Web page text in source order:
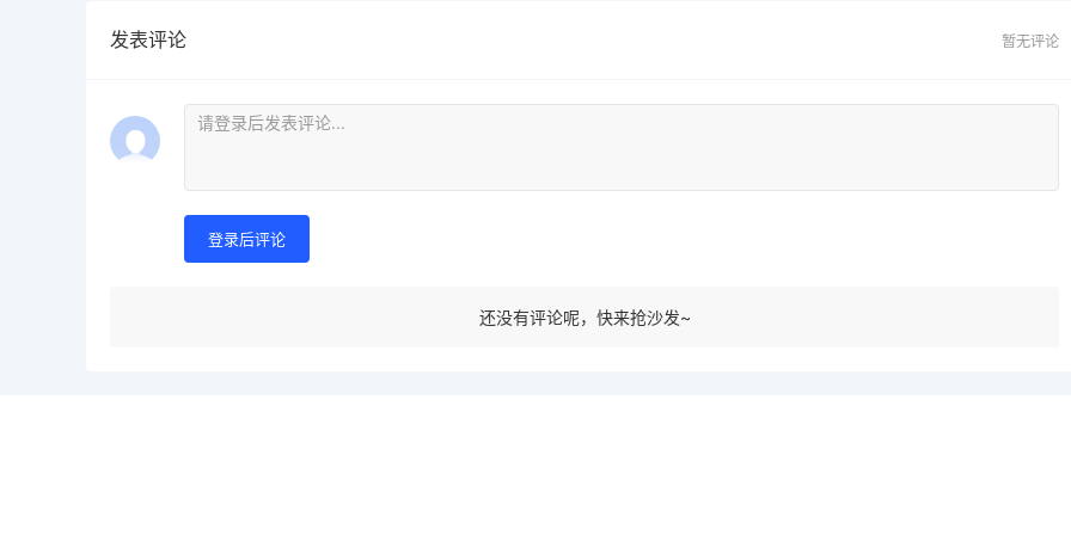
发表评论 暂无评论
登录后评论
还没有评论呢，快来抢沙发~